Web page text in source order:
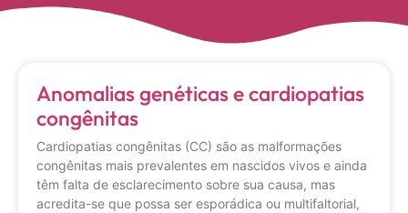
Anomalias genéticas e cardiopatias
congênitas
Cardiopatias congênitas (CC) são as malformações
congênitas mais prevalentes em nascidos vivos e ainda
têm falta de esclarecimento sobre sua causa, mas
acredita-se que possa ser esporádica ou multifaltorial,